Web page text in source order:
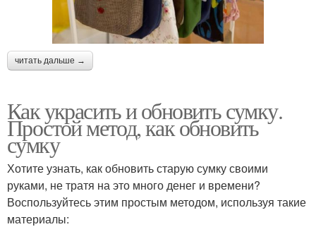
читать дальше →
Как украсить и обновить сумку.
Простой метод, как обновить
сумку
Хотите узнать, как обновить старую сумку своими
руками, не тратя на это много денег и времени?
Воспользуйтесь этим простым методом, используя такие
материалы: